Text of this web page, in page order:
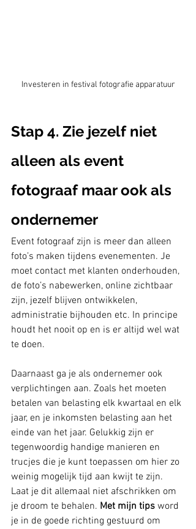
Investeren in festival fotografie apparatuur
Stap 4. Zie jezelf niet
alleen als event
fotograaf maar ook als
ondernemer
Event fotograaf zijn is meer dan alleen
foto’s maken tijdens evenementen. Je
moet contact met klanten onderhouden,
de foto’s nabewerken, online zichtbaar
zijn, jezelf blijven ontwikkelen,
administratie bijhouden etc. In principe
houdt het nooit op en is er altijd wel wat
te doen.
Daarnaast ga je als ondernemer ook
verplichtingen aan. Zoals het moeten
betalen van belasting elk kwartaal en elk
jaar, en je inkomsten belasting aan het
einde van het jaar. Gelukkig zijn er
tegenwoordig handige manieren en
trucjes die je kunt toepassen om hier zo
weinig mogelijk tijd aan kwijt te zijn.
Laat je dit allemaal niet afschrikken om
je droom te behalen. Met mijn tips word
je in de goede richting gestuurd om